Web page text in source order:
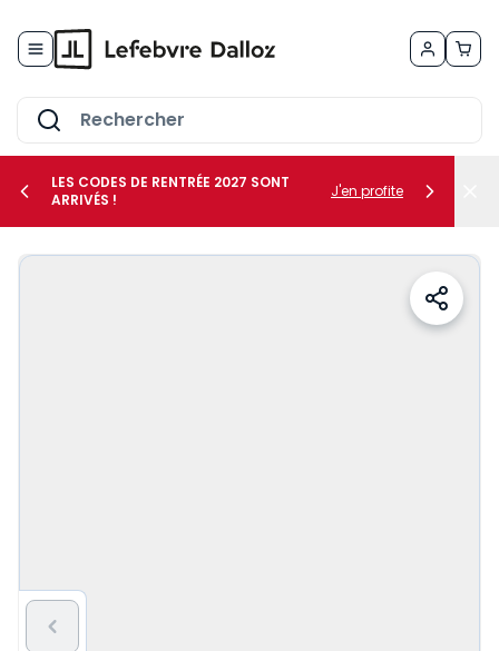
le sous-menu Vos métiers
LES CODES DE RENTRÉE 2027 SONT
ARRIVÉS !
J'en profite